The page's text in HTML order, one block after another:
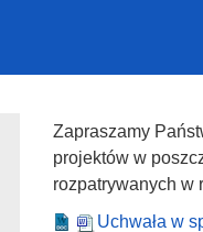
Zapraszamy
projektów w
rozpatrywanych w
Uchwała w